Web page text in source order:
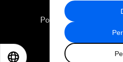
recopilado a
hecho de sus
Política de privacidad
2026 Foro